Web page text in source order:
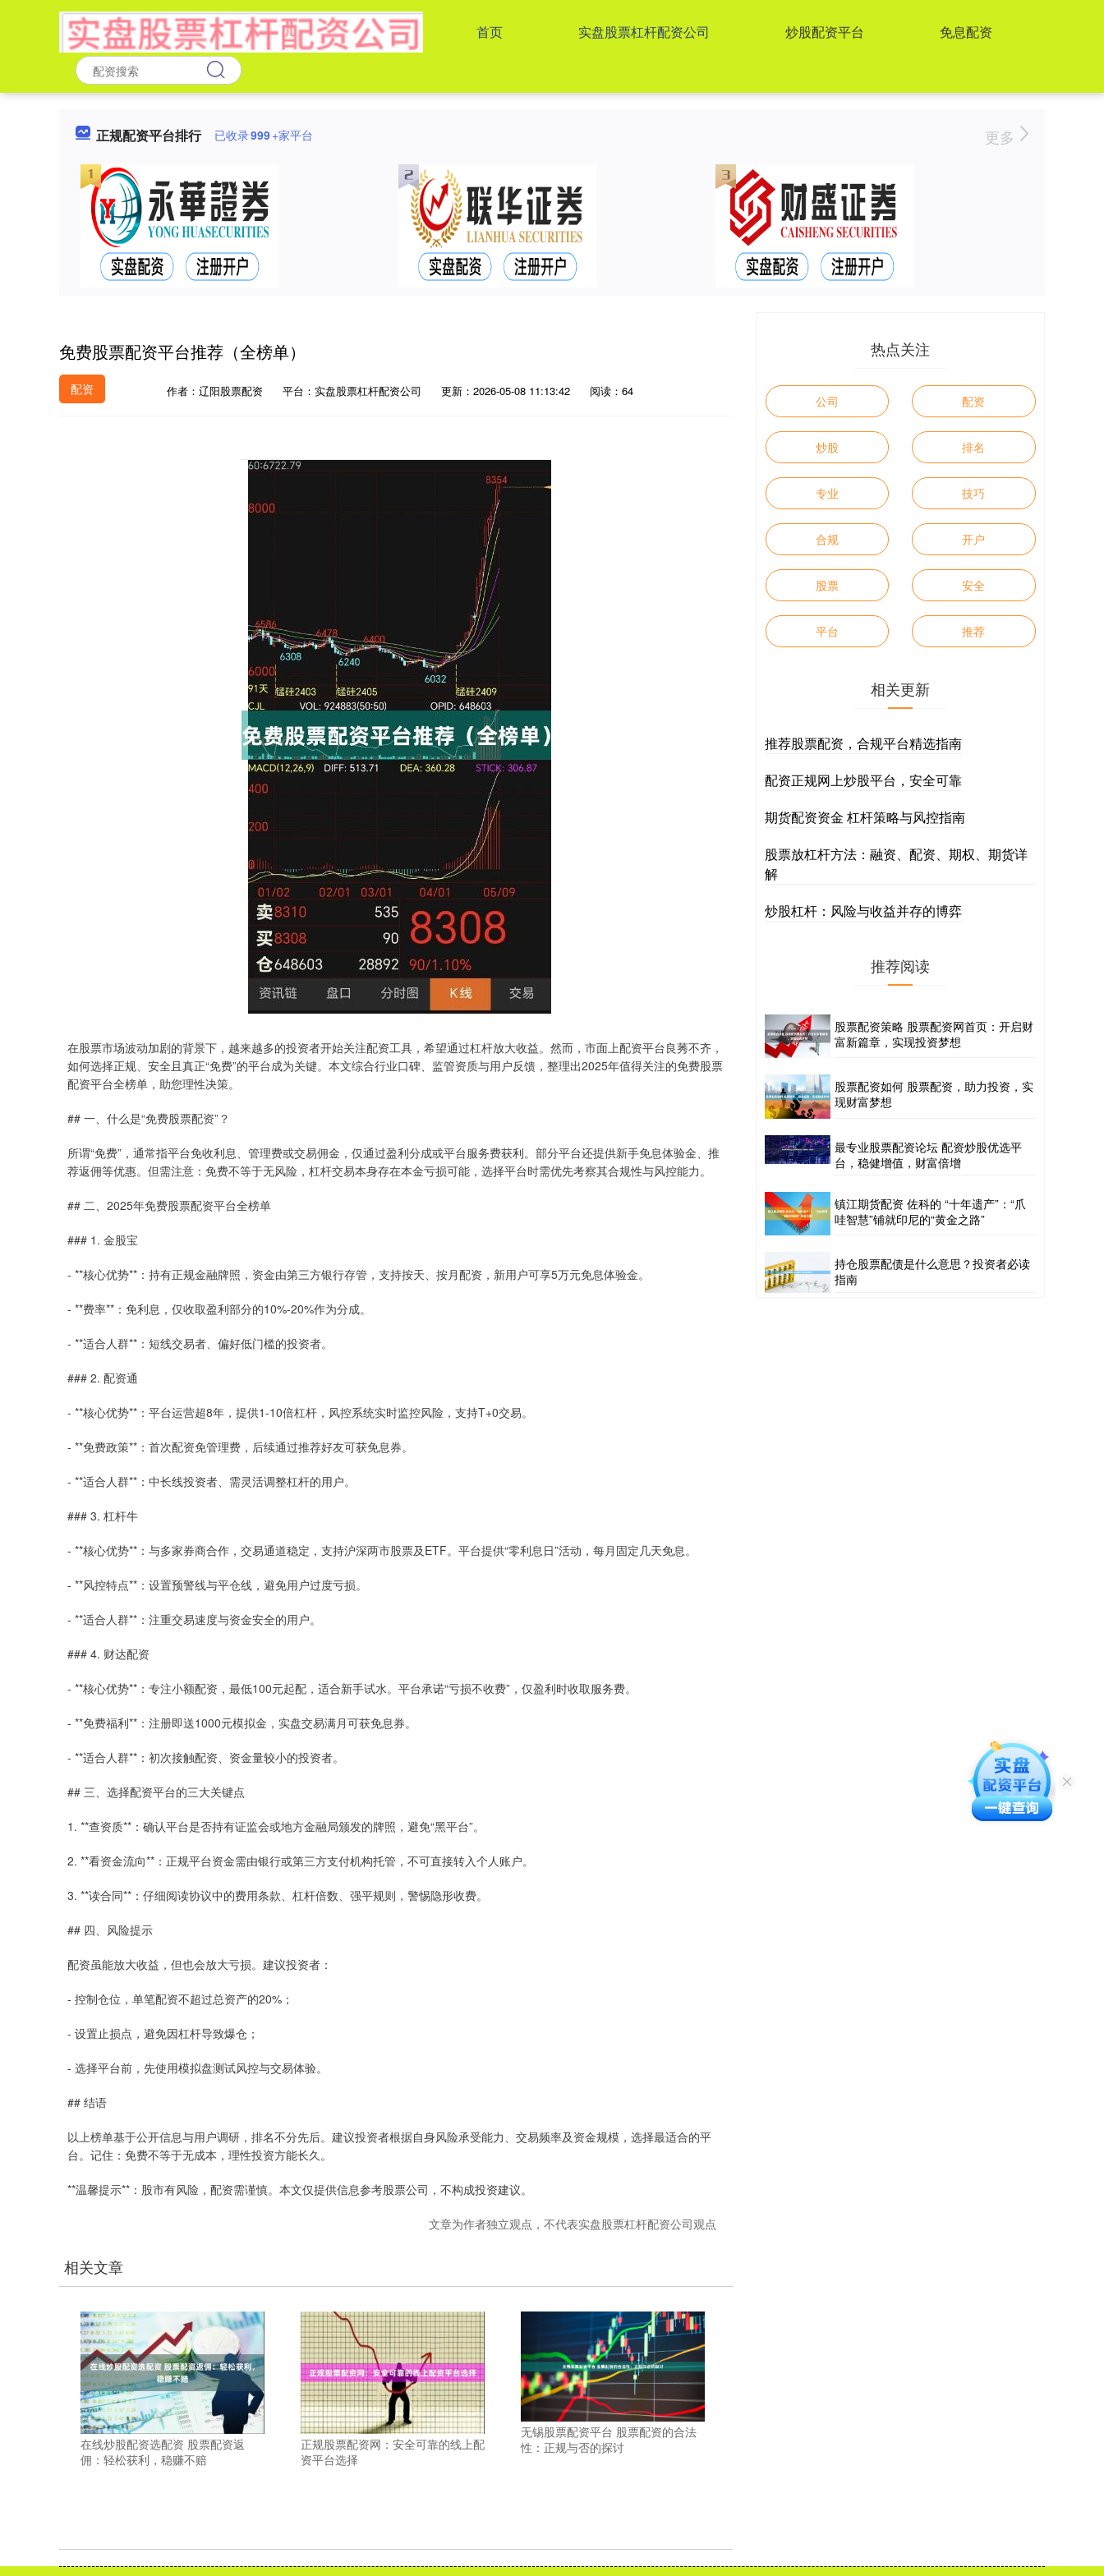
首页 实盘股票杠杆配资公司 炒股配资平台 免息配资
正规配资平台排行 已收录999+家平台 更多
免费股票配资平台推荐（全榜单）
配资 作者：辽阳股票配资 平台：实盘股票杠杆配资公司 更新：2026-05-08 11:13:42 阅读：64
在股票市场波动加剧的背景下，越来越多的投资者开始关注配资工具，希望通过杠杆放大收益。然而，市面上配资平台良莠不齐，
如何选择正规、安全且真正“免费”的平台成为关键。本文综合行业口碑、监管资质与用户反馈，整理出2025年值得关注的免费股票
配资平台全榜单，助您理性决策。
## 一、什么是“免费股票配资”？
所谓“免费”，通常指平台免收利息、管理费或交易佣金，仅通过盈利分成或平台服务费获利。部分平台还提供新手免息体验金、推
荐返佣等优惠。但需注意：免费不等于无风险，杠杆交易本身存在本金亏损可能，选择平台时需优先考察其合规性与风控能力。
## 二、2025年免费股票配资平台全榜单
### 1. 金股宝
- **核心优势**：持有正规金融牌照，资金由第三方银行存管，支持按天、按月配资，新用户可享5万元免息体验金。
- **费率**：免利息，仅收取盈利部分的10%-20%作为分成。
- **适合人群**：短线交易者、偏好低门槛的投资者。
### 2. 配资通
- **核心优势**：平台运营超8年，提供1-10倍杠杆，风控系统实时监控风险，支持T+0交易。
- **免费政策**：首次配资免管理费，后续通过推荐好友可获免息券。
- **适合人群**：中长线投资者、需灵活调整杠杆的用户。
### 3. 杠杆牛
- **核心优势**：与多家券商合作，交易通道稳定，支持沪深两市股票及ETF。平台提供“零利息日”活动，每月固定几天免息。
- **风控特点**：设置预警线与平仓线，避免用户过度亏损。
- **适合人群**：注重交易速度与资金安全的用户。
### 4. 财达配资
- **核心优势**：专注小额配资，最低100元起配，适合新手试水。平台承诺“亏损不收费”，仅盈利时收取服务费。
- **免费福利**：注册即送1000元模拟金，实盘交易满月可获免息券。
- **适合人群**：初次接触配资、资金量较小的投资者。
## 三、选择配资平台的三大关键点
1. **查资质**：确认平台是否持有证监会或地方金融局颁发的牌照，避免“黑平台”。
2. **看资金流向**：正规平台资金需由银行或第三方支付机构托管，不可直接转入个人账户。
3. **读合同**：仔细阅读协议中的费用条款、杠杆倍数、强平规则，警惕隐形收费。
## 四、风险提示
配资虽能放大收益，但也会放大亏损。建议投资者：
- 控制仓位，单笔配资不超过总资产的20%；
- 设置止损点，避免因杠杆导致爆仓；
- 选择平台前，先使用模拟盘测试风控与交易体验。
## 结语
以上榜单基于公开信息与用户调研，排名不分先后。建议投资者根据自身风险承受能力、交易频率及资金规模，选择最适合的平
台。记住：免费不等于无成本，理性投资方能长久。
**温馨提示**：股市有风险，配资需谨慎。本文仅提供信息参考股票公司，不构成投资建议。
文章为作者独立观点，不代表实盘股票杠杆配资公司观点
相关文章
在线炒股配资选配资 股票配资返
佣：轻松获利，稳赚不赔
正规股票配资网：安全可靠的线上配
资平台选择
无锡股票配资平台 股票配资的合法
性：正规与否的探讨
热点关注
公司 配资
炒股 排名
专业 技巧
合规 开户
股票 安全
平台 推荐
相关更新
推荐股票配资，合规平台精选指南
配资正规网上炒股平台，安全可靠
期货配资资金 杠杆策略与风控指南
股票放杠杆方法：融资、配资、期权、期货详
解
炒股杠杆：风险与收益并存的博弈
推荐阅读
股票配资策略 股票配资网首页：开启财
富新篇章，实现投资梦想
股票配资如何 股票配资，助力投资，实
现财富梦想
最专业股票配资论坛 配资炒股优选平
台，稳健增值，财富倍增
镇江期货配资 佐科的 “十年遗产”：“爪
哇智慧”铺就印尼的“黄金之路”
持仓股票配债是什么意思？投资者必读
指南